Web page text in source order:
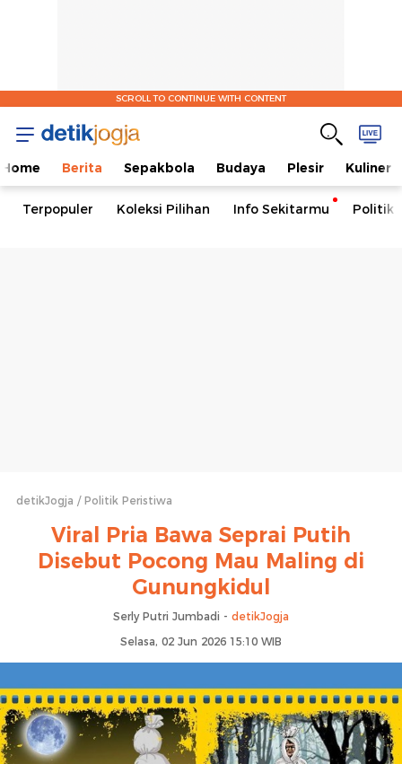
SCROLL TO CONTINUE WITH CONTENT
Home Berita Sepakbola Budaya Plesir Kuliner
Terpopuler Koleksi Pilihan Info Sekitarmu Politik
detikJogja Politik Peristiwa
Viral Pria Bawa Seprai Putih
Disebut Pocong Mau Maling di
Gunungkidul
Serly Putri Jumbadi - detikJogja
Selasa, 02 Jun 2026 15:10 WIB